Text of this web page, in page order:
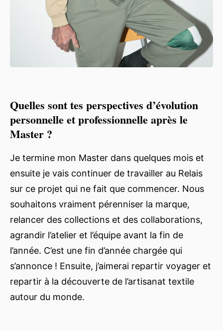
Quelles sont tes perspectives d’évolution
personnelle et professionnelle après le
Master ?
Je termine mon Master dans quelques mois et
ensuite je vais continuer de travailler au Relais
sur ce projet qui ne fait que commencer. Nous
souhaitons vraiment pérenniser la marque,
relancer des collections et des collaborations,
agrandir l’atelier et l’équipe avant la fin de
l’année. C’est une fin d’année chargée qui
s’annonce ! Ensuite, j’aimerai repartir voyager et
repartir à la découverte de l’artisanat textile
autour du monde.